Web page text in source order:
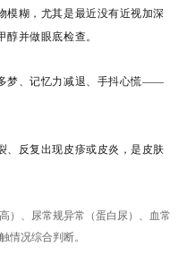
模糊，尤其是最近没有近视加深
并做眼底检查。
梦、记忆力减退、手抖心慌——
、反复出现皮疹或皮炎，是皮肤
）、尿常规异常（蛋白尿）、血常
况综合判断。